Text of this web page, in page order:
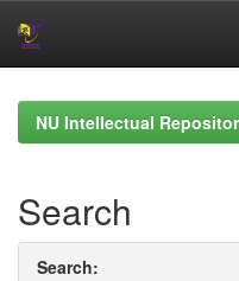
navigationNU Intellectual
Search
Search: